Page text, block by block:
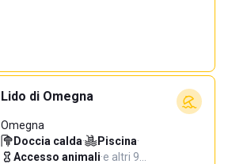
Lido di Omegna
Omegna
Doccia calda· Piscina·
Accesso animali·e altri 9…